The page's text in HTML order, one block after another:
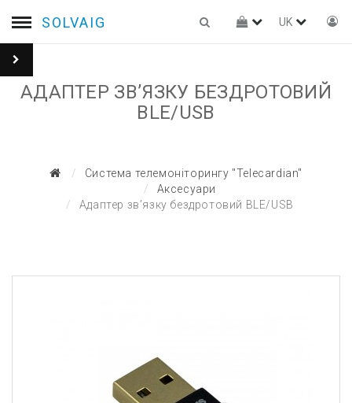
SOLVAIG UK
АДАПТЕР ЗВ’ЯЗКУ БЕЗДРОТОВИЙ
BLE/USB
Система телемоніторингу "Telecardian"
Аксесуари
Адаптер зв’язку бездротовий BLE/USB